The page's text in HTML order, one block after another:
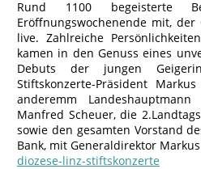
Rund 1100 begeisterte
Eröffnungswochenende mit,
live. Zahlreiche
kamen in den Genuss eines
Debuts der jungen
Stiftskonzerte-Präsident
anderemm
Manfred Scheuer, die
sowie den gesamten Vorstand
Bank, mit Generaldirektor
diozese-linz-stiftskonzerte